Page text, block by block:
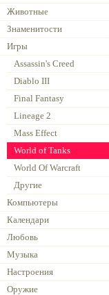
Животные
Знаменитости
Игры
Assassin's Creed
Diablo III
Final Fantasy
Lineage 2
Mass Effect
World of Tanks
World Of Warcraft
Другие
Компьютеры
Календари
Любовь
Музыка
Настроения
Оружие